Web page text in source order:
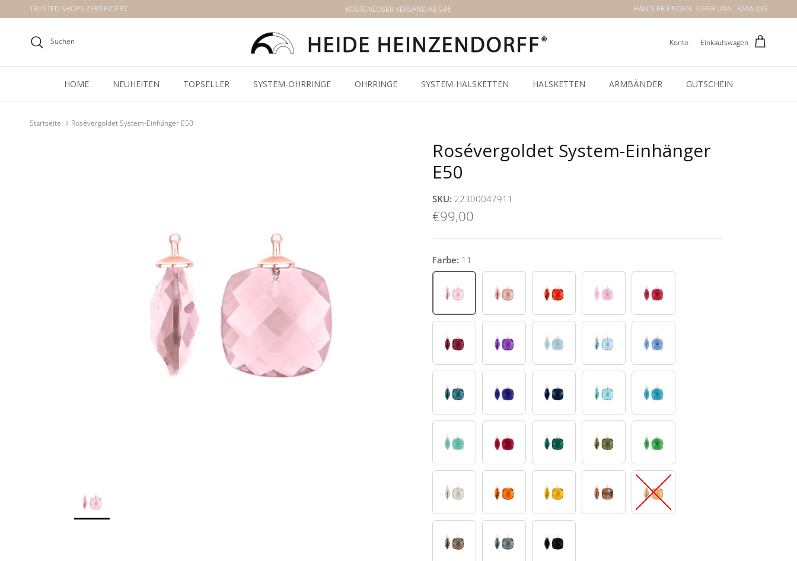
Direkt zum Inhalt
TRUSTED SHOPS ZERTIFIZIERT KOSTENLOSER VERSAND AB 54€ HÄNDLER FINDEN ÜBER UNS KATALOG
Suchen Konto Einkaufswagen
HOME NEUHEITEN TOPSELLER SYSTEM-OHRRINGE OHRRINGE SYSTEM-HALSKETTEN HALSKETTEN ARMBÄNDER GUTSCHEIN
Startseite Rosévergoldet System-Einhänger E50
Rosévergoldet System-Einhänger
E50
SKU: 22300047911
€99,00
Farbe: 11
11 12 20 25 28
30 32 35 36 39
42 45 46 47 48
49 50 53 61 65
66 68 70 71 76
86 91 95